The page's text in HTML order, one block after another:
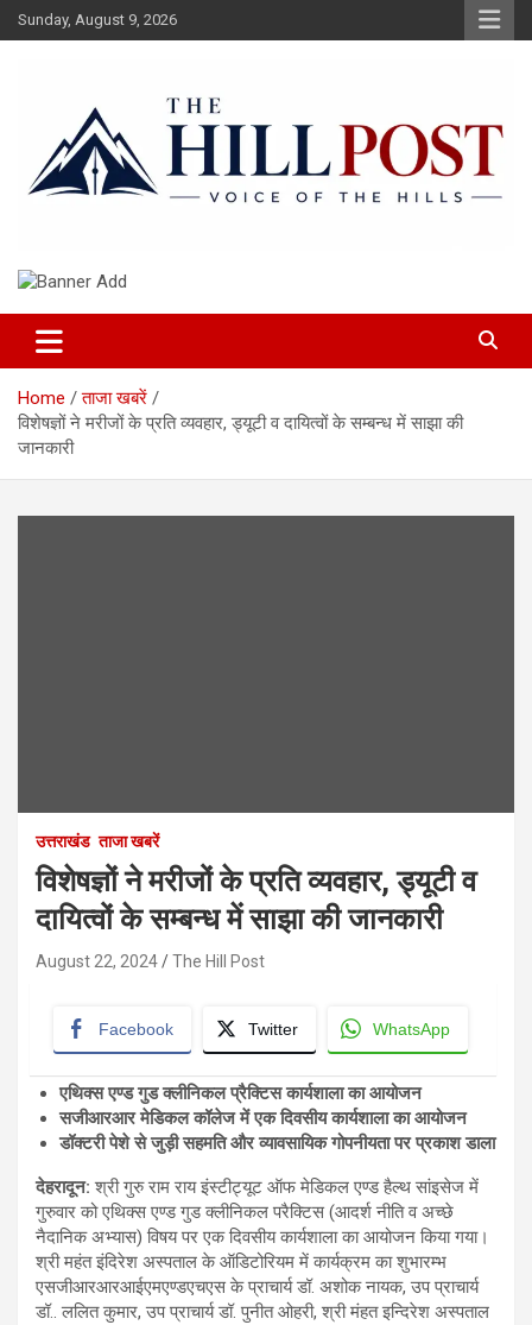
Skip
to
Sunday, August 9, 2026
The Hillpost
Home
ताजा खबरें
विशेषज्ञों ने मरीजों के प्रति व्यवहार, ड्यूटी व दायित्वों के सम्बन्ध में साझा की
जानकारी
उत्तराखंड ताजा खबरें
विशेषज्ञों ने मरीजों के प्रति व्यवहार, ड्यूटी व
दायित्वों के सम्बन्ध में साझा की जानकारी
August 22, 2024 The Hill Post
Facebook Twitter WhatsApp
एथिक्स एण्ड गुड क्लीनिकल प्रैक्टिस कार्यशाला का आयोजन
सजीआरआर मेडिकल कॉलेज में एक दिवसीय कार्यशाला का आयोजन
डॉक्टरी पेशे से जुड़ी सहमति और व्यावसायिक गोपनीयता पर प्रकाश डाला
देहरादून: श्री गुरु राम राय इंस्टीट्यूट ऑफ मेडिकल एण्ड हैल्थ सांइसेज में
गुरुवार को एथिक्स एण्ड गुड क्लीनिकल परैक्टिस (आदर्श नीति व अच्छे
नैदानिक अभ्यास) विषय पर एक दिवसीय कार्यशाला का आयोजन किया गया।
श्री महंत इंदिरेश अस्पताल के ऑडिटोरियम में कार्यक्रम का शुभारम्भ
एसजीआरआरआईएमएण्डएचएस के प्राचार्य डॉ. अशोक नायक, उप प्राचार्य
डॉ.. ललित कुमार, उप प्राचार्य डॉ. पुनीत ओहरी, श्री मंहत इन्दिरेश अस्पताल